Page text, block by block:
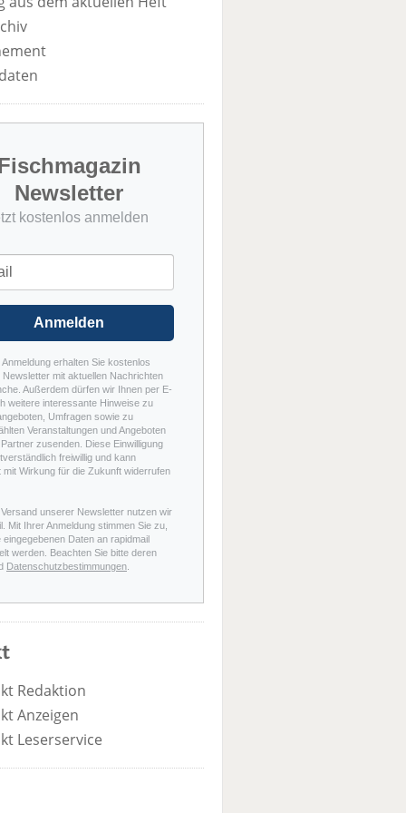
Newsletter
kostenlos anmelden
Anmelden
Anmeldung erhalten Sie kostenlos
Newsletter mit aktuellen Nachrichten
Außerdem dürfen wir Ihnen per E-
weitere interessante Hinweise zu
Umfragen sowie zu
Veranstaltungen und Angeboten
zusenden. Diese Einwilligung
freiwillig und kann
mit Wirkung für die Zukunft widerrufen
Versand unserer Newsletter nutzen wir
Mit Ihrer Anmeldung stimmen Sie zu,
eingegebenen Daten an rapidmail
werden. Beachten Sie bitte deren
Datenschutzbestimmungen
Redaktion
Anzeigen
Leserservice